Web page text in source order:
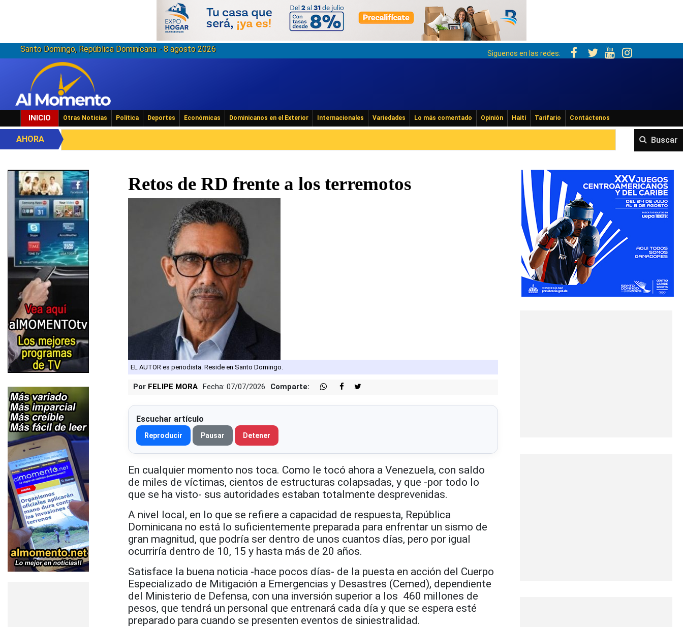
Santo Domingo, República Dominicana - 8 agosto 2026 Siguenos en las redes:
INICIO Otras Noticias Política Deportes Económicas Dominicanos en el Exterior Internacionales Variedades Lo más comentado Opinión Haití Tarifario Contáctenos
Buscar
AHORA
Retos de RD frente a los terremotos
EL AUTOR es periodista. Reside en Santo Domingo.
Por FELIPE MORA Fecha: 07/07/2026 Comparte:
Escuchar artículo
Reproducir Pausar Detener
En cualquier momento nos toca. Como le tocó ahora a Venezuela, con saldo
de miles de víctimas, cientos de estructuras colapsadas, y que -por todo lo
que se ha visto- sus autoridades estaban totalmente desprevenidas.
A nivel local, en lo que se refiere a capacidad de respuesta, República
Dominicana no está lo suficientemente preparada para enfrentar un sismo de
gran magnitud, que podría ser dentro de unos cuantos días, pero por igual
ocurriría dentro de 10, 15 y hasta más de 20 años.
Satisface la buena noticia -hace pocos días- de la puesta en acción del Cuerpo
Especializado de Mitigación a Emergencias y Desastres (Cemed), dependiente
del Ministerio de Defensa, con una inversión superior a los 460 millones de
pesos, que tendrá un personal que entrenará cada día y que se espera esté
preparado para cuando se presenten eventos de siniestralidad.